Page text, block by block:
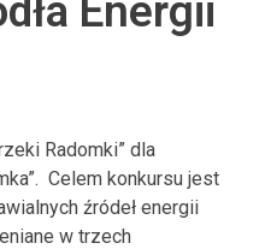
Energii
Radomki” dla
Celem konkursu jest
źródeł energii
w trzech